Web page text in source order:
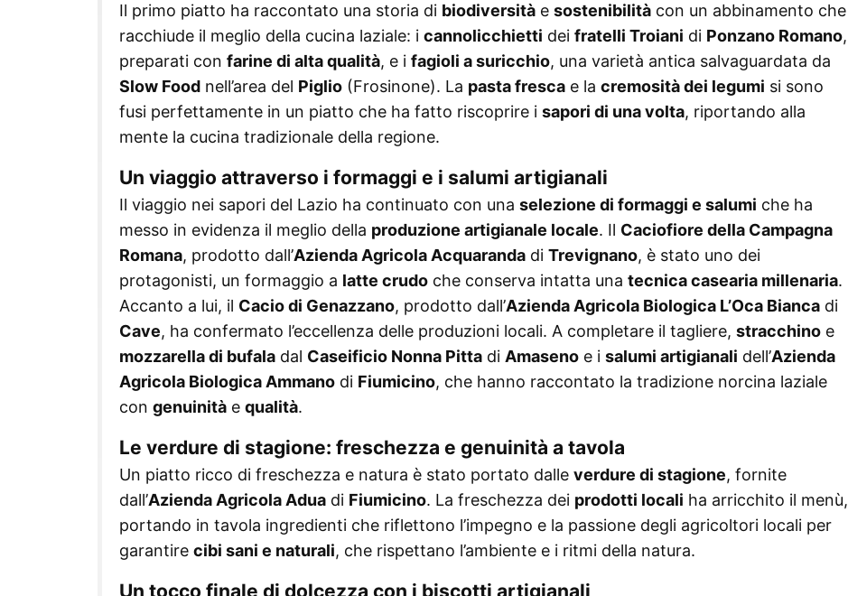
Il primo piatto ha raccontato una storia di biodiversità e sostenibilità con un abbinamento che
racchiude il meglio della cucina laziale: i cannolicchietti dei fratelli Troiani di Ponzano Romano,
preparati con farine di alta qualità, e i fagioli a suricchio, una varietà antica salvaguardata da
Slow Food nell’area del Piglio (Frosinone). La pasta fresca e la cremosità dei legumi si sono
fusi perfettamente in un piatto che ha fatto riscoprire i sapori di una volta, riportando alla
mente la cucina tradizionale della regione.
Un viaggio attraverso i formaggi e i salumi artigianali
Il viaggio nei sapori del Lazio ha continuato con una selezione di formaggi e salumi che ha
messo in evidenza il meglio della produzione artigianale locale. Il Caciofiore della Campagna
Romana, prodotto dall’Azienda Agricola Acquaranda di Trevignano, è stato uno dei
protagonisti, un formaggio a latte crudo che conserva intatta una tecnica casearia millenaria.
Accanto a lui, il Cacio di Genazzano, prodotto dall’Azienda Agricola Biologica L’Oca Bianca di
Cave, ha confermato l’eccellenza delle produzioni locali. A completare il tagliere, stracchino e
mozzarella di bufala dal Caseificio Nonna Pitta di Amaseno e i salumi artigianali dell’Azienda
Agricola Biologica Ammano di Fiumicino, che hanno raccontato la tradizione norcina laziale
con genuinità e qualità.
Le verdure di stagione: freschezza e genuinità a tavola
Un piatto ricco di freschezza e natura è stato portato dalle verdure di stagione, fornite
dall’Azienda Agricola Adua di Fiumicino. La freschezza dei prodotti locali ha arricchito il menù,
portando in tavola ingredienti che riflettono l’impegno e la passione degli agricoltori locali per
garantire cibi sani e naturali, che rispettano l’ambiente e i ritmi della natura.
Un tocco finale di dolcezza con i biscotti artigianali